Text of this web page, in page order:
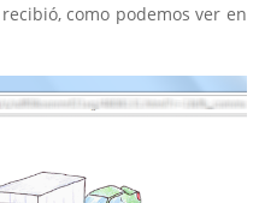
como podemos ver en